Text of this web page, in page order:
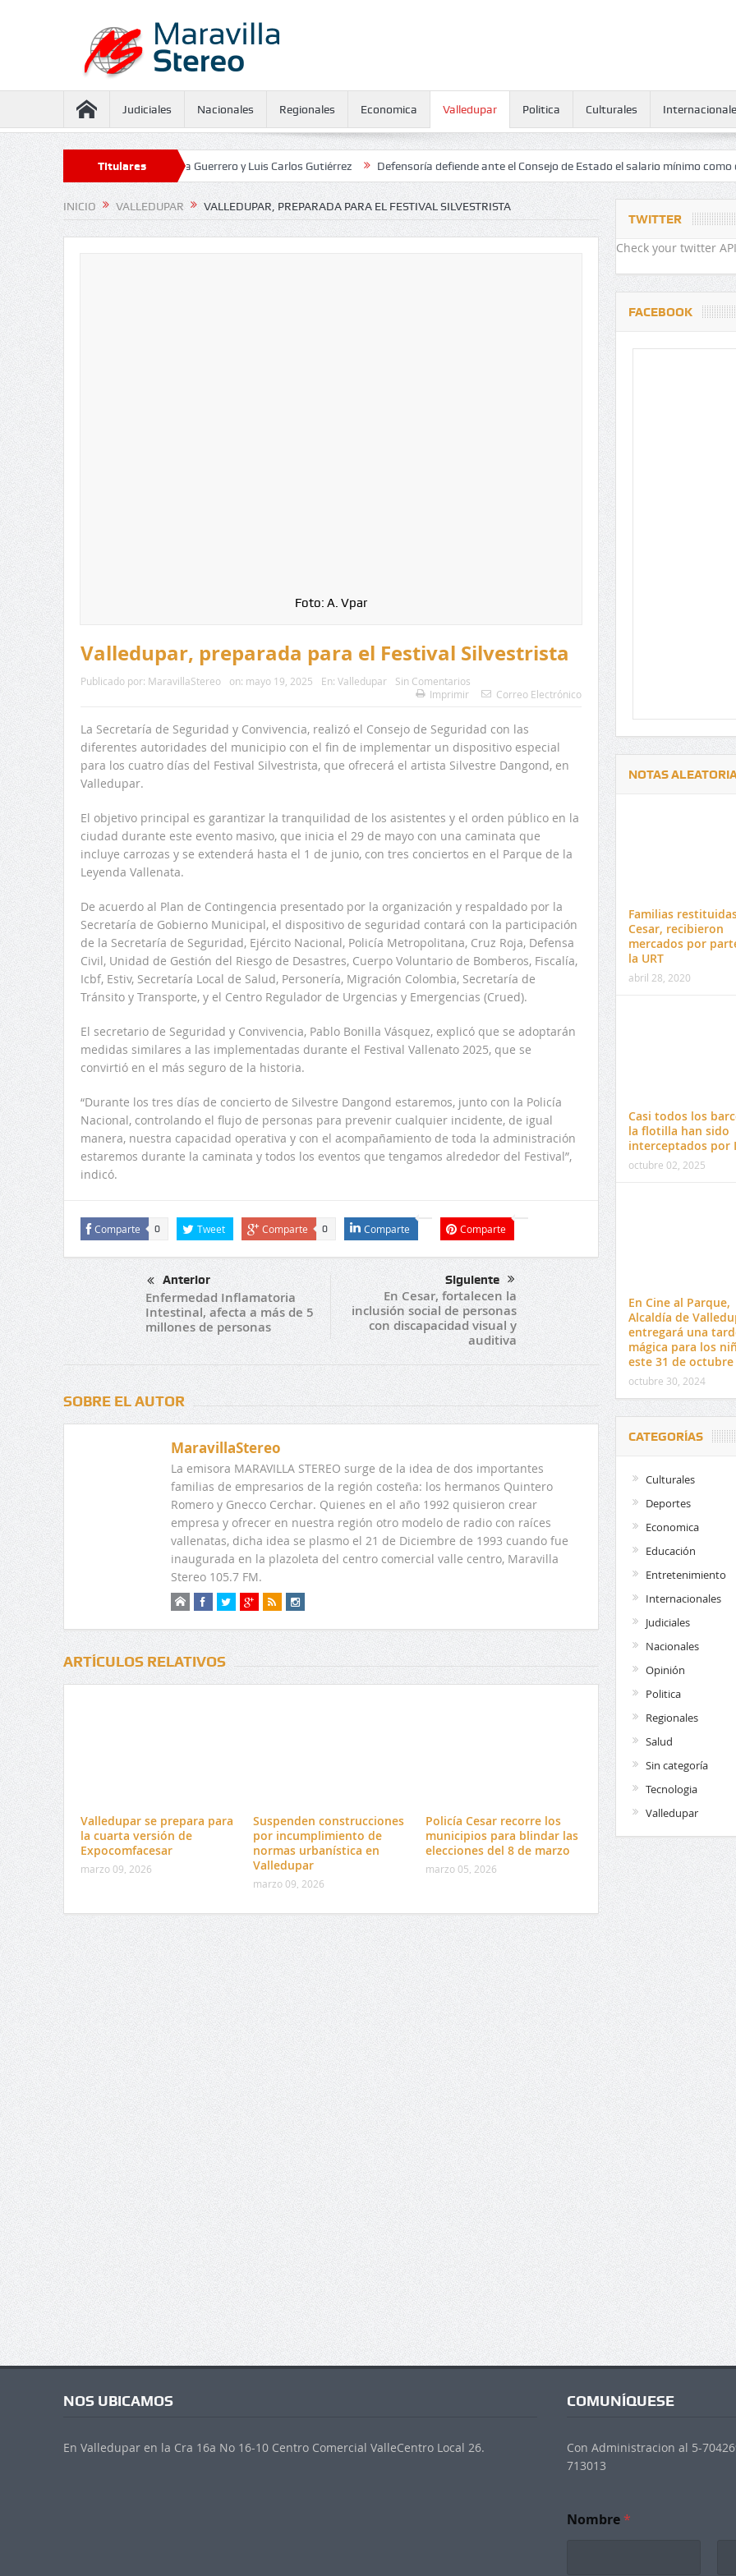
Judiciales Nacionales Regionales Economica Valledupar Politica Culturales
Titulares
contra Juliana Guerrero y Luis Carlos Gutiérrez Defensoría defiende ante el Consejo de Estado el salario mínimo como derecho
INICIO VALLEDUPAR VALLEDUPAR, PREPARADA PARA EL FESTIVAL SILVESTRISTA
Foto: A. Vpar
Valledupar, preparada para el Festival Silvestrista
Publicado por: MaravillaStereo on: mayo 19, 2025 En: Valledupar
Sin Comentarios
Imprimir
Correo Electrónico
La Secretaría de Seguridad y Convivencia, realizó el Consejo de Seguridad con las
diferentes autoridades del municipio con el fin de implementar un dispositivo especial
para los cuatro días del Festival Silvestrista, que ofrecerá el artista Silvestre Dangond, en
Valledupar.
El objetivo principal es garantizar la tranquilidad de los asistentes y el orden público en la
ciudad durante este evento masivo, que inicia el 29 de mayo con una caminata que
incluye carrozas y se extenderá hasta el 1 de junio, con tres conciertos en el Parque de la
Leyenda Vallenata.
De acuerdo al Plan de Contingencia presentado por la organización y respaldado por la
Secretaría de Gobierno Municipal, el dispositivo de seguridad contará con la participación
de la Secretaría de Seguridad, Ejército Nacional, Policía Metropolitana, Cruz Roja, Defensa
Civil, Unidad de Gestión del Riesgo de Desastres, Cuerpo Voluntario de Bomberos, Fiscalía,
Icbf, Estiv, Secretaría Local de Salud, Personería, Migración Colombia, Secretaría de
Tránsito y Transporte, y el Centro Regulador de Urgencias y Emergencias (Crued).
El secretario de Seguridad y Convivencia, Pablo Bonilla Vásquez, explicó que se adoptarán
medidas similares a las implementadas durante el Festival Vallenato 2025, que se
convirtió en el más seguro de la historia.
“Durante los tres días de concierto de Silvestre Dangond estaremos, junto con la Policía
Nacional, controlando el flujo de personas para prevenir cualquier incidente, de igual
manera, nuestra capacidad operativa y con el acompañamiento de toda la administración
estaremos durante la caminata y todos los eventos que tengamos alrededor del Festival”,
indicó.
Comparte 0 Tweet Comparte 0 Comparte Comparte
Anterior
Enfermedad Inflamatoria
Intestinal, afecta a más de 5
millones de personas
Siguiente
En Cesar, fortalecen la
inclusión social de personas
con discapacidad visual y
auditiva
SOBRE EL AUTOR
MaravillaStereo
La emisora MARAVILLA STEREO surge de la idea de dos importantes
familias de empresarios de la región costeña: los hermanos Quintero
Romero y Gnecco Cerchar. Quienes en el año 1992 quisieron crear
empresa y ofrecer en nuestra región otro modelo de radio con raíces
vallenatas, dicha idea se plasmo el 21 de Diciembre de 1993 cuando fue
inaugurada en la plazoleta del centro comercial valle centro, Maravilla
Stereo 105.7 FM.
ARTÍCULOS RELATIVOS
Valledupar se prepara para
la cuarta versión de
Expocomfacesar
marzo 09, 2026
Suspenden construcciones
por incumplimiento de
normas urbanística en
Valledupar
marzo 09, 2026
Policía Cesar recorre los
municipios para blindar las
elecciones del 8 de marzo
marzo 05, 2026
TWITTER
Check your twitter
FACEBOOK
NOTAS
Familias
Cesar, recibieron
mercados por
la URT
abril 28, 2020
Casi todos los
la flotilla han sido
interceptados por
octubre 02, 2025
En Cine al Parque,
Alcaldía de
entregará una
mágica para los
este 31 de octubre
octubre 30, 2024
CATEGORÍAS
Culturales
Deportes
Economica
Educación
Entretenimiento
Internacionales
Judiciales
Nacionales
Opinión
Politica
Regionales
Salud
Sin categoría
Tecnologia
Valledupar
Departamental del Cesar
El 17 de enero vence
venta de pines para
preuniversitario de la
NOS UBICAMOS
En Valledupar en la Cra 16a No 16-10 Centro Comercial ValleCentro Local 26.
COMUNÍQUESE
Con Administracion al 5-
713013
o
Nombre*